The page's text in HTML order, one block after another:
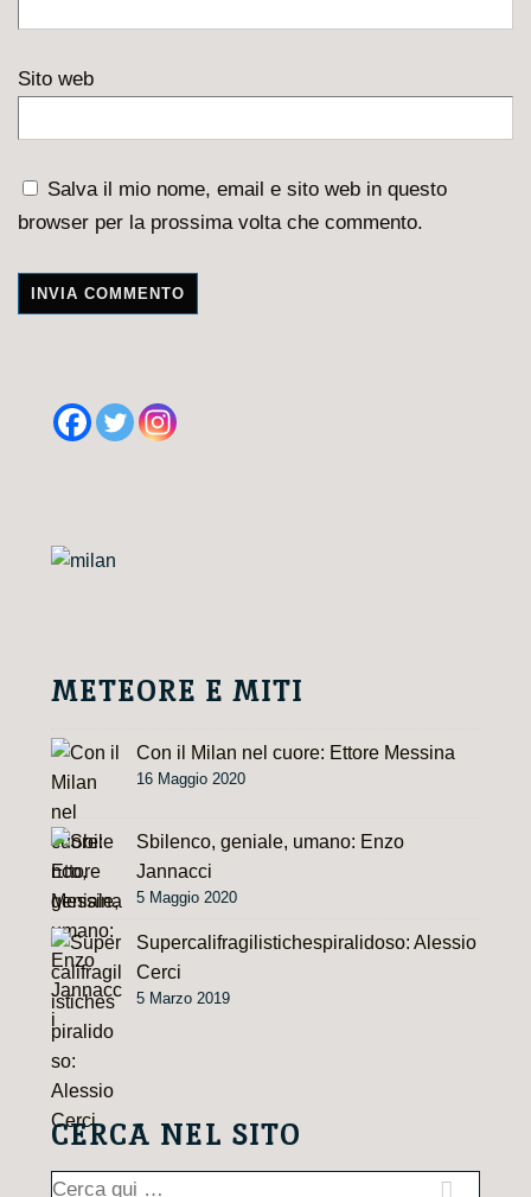
Sito web
Salva il mio nome, email e sito web in questo
browser per la prossima volta che commento.
METEORE E MITI
Con il Milan nel cuore: Ettore Messina
16 Maggio 2020
Sbilenco, geniale, umano: Enzo
Jannacci
5 Maggio 2020
Supercalifragilistichespiralidoso: Alessio
Cerci
5 Marzo 2019
CERCA NEL SITO
Cerca: